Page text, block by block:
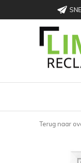
Terug naar